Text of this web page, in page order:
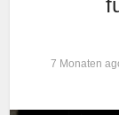
7 Monaten